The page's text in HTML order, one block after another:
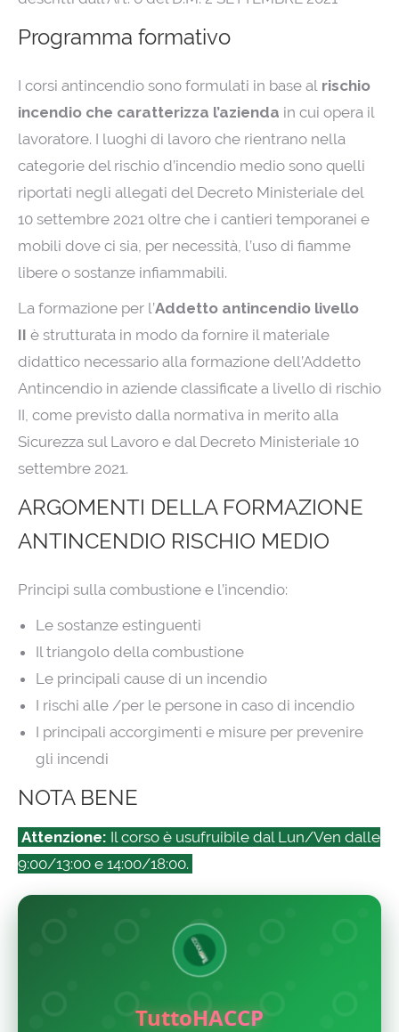
Programma formativo
I corsi antincendio sono formulati in base al rischio
incendio che caratterizza l’azienda in cui opera il
lavoratore. I luoghi di lavoro che rientrano nella
categorie del rischio d’incendio medio sono quelli
riportati negli allegati del Decreto Ministeriale del
10 settembre 2021 oltre che i cantieri temporanei e
mobili dove ci sia, per necessità, l’uso di fiamme
libere o sostanze infiammabili.
La formazione per l’Addetto antincendio livello
II è strutturata in modo da fornire il materiale
didattico necessario alla formazione dell’Addetto
Antincendio in aziende classificate a livello di rischio
II, come previsto dalla normativa in merito alla
Sicurezza sul Lavoro e dal Decreto Ministeriale 10
settembre 2021.
ARGOMENTI DELLA FORMAZIONE
ANTINCENDIO RISCHIO MEDIO
Principi sulla combustione e l’incendio:
Le sostanze estinguenti
Il triangolo della combustione
Le principali cause di un incendio
I rischi alle /per le persone in caso di incendio
I principali accorgimenti e misure per prevenire
gli incendi
NOTA BENE
Attenzione: Il corso è usufruibile dal Lun/Ven dalle
9:00/13:00 e 14:00/18:00.
TuttoHACCP